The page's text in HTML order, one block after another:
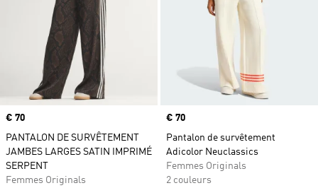
Prix
€ 70
PANTALON DE SURVÊTEMENT
JAMBES LARGES SATIN IMPRIMÉ
SERPENT
Femmes Originals
Prix
€ 70
Pantalon de survêtement
Adicolor Neuclassics
Femmes Originals
2 couleurs